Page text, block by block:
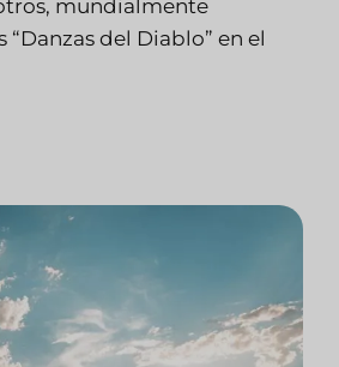
mundialmente
del Diablo” en el